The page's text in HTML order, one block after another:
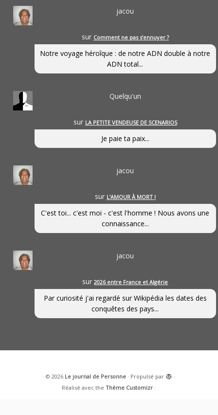
jacou
sur Comment ne pas s’ennuyer ?
Notre voyage héroîque : de notre ADN double à notre
ADN total...
Quelqu'un
sur LA PETITE VENDEUSE DE SCENARIOS
Je paie ta paix...
jacou
sur L’AMOUR À MORT !
C'est toi... c'est moi - c'est l'homme ! Nous avons une
connaissance...
jacou
sur2026 entre France et Algérie
Par curiosité j'ai regardé sur Wikipédia les dates des
conquêtes des pays...
· © 2026 Le journal de Personne· Propulsé par
·
Réalisé avec theThème Customizr ·